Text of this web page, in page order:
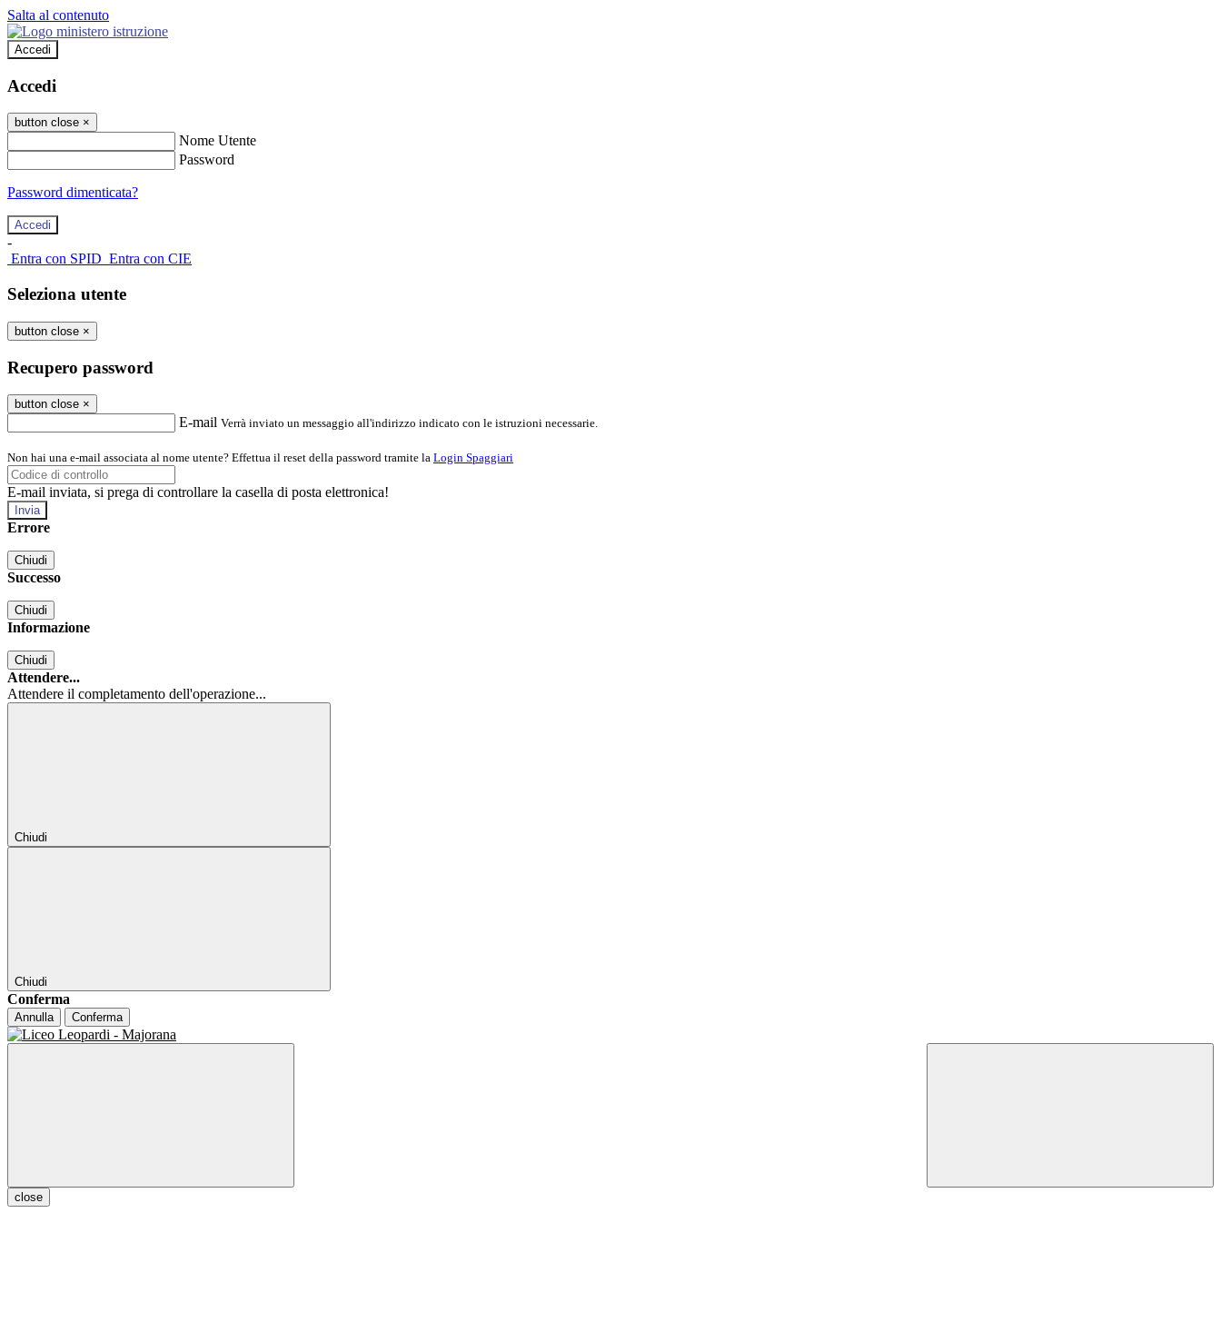
Salta al contenuto
Accedi
Accedi
button close ×
Nome Utente
Password
Password dimenticata?
-
Entra con SPID Entra con CIE
Seleziona utente
button close ×
Recupero password
button close ×
E-mail Verrà inviato un messaggio all'indirizzo indicato con le istruzioni necessarie.
Non hai una e-mail associata al nome utente? Effettua il reset della password tramite la Login Spaggiari
E-mail inviata, si prega di controllare la casella di posta elettronica!
Errore
Chiudi
Successo
Chiudi
Informazione
Chiudi
Attendere...
Attendere il completamento dell'operazione...
Chiudi
Chiudi
Conferma
Annulla Conferma
close